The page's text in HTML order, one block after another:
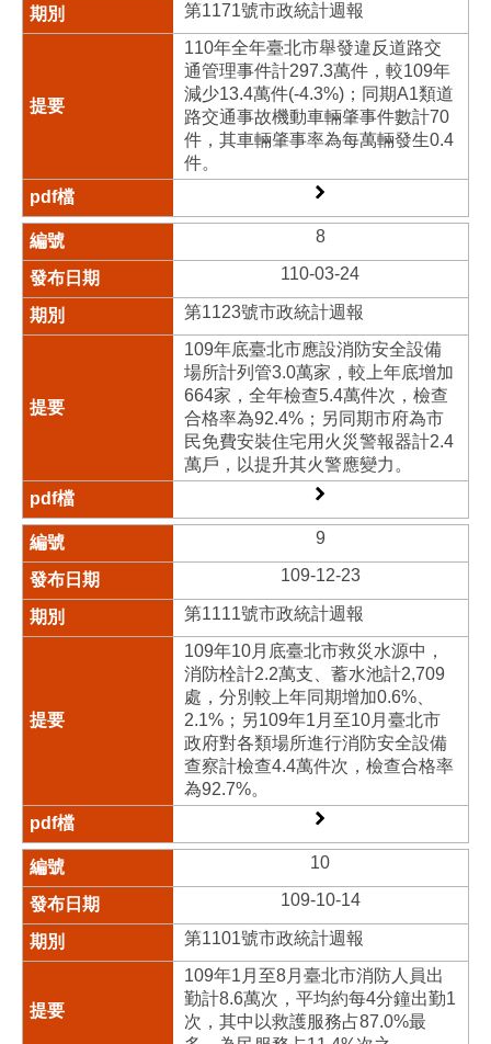
第1171號市政統計週報
110年全年臺北市舉發違反道路交
通管理事件計297.3萬件，較109年
減少13.4萬件(-4.3%)；同期A1類道
路交通事故機動車輛肇事件數計70
件，其車輛肇事率為每萬輛發生0.4
件。
8
110-03-24
第1123號市政統計週報
109年底臺北市應設消防安全設備
場所計列管3.0萬家，較上年底增加
664家，全年檢查5.4萬件次，檢查
合格率為92.4%；另同期市府為市
民免費安裝住宅用火災警報器計2.4
萬戶，以提升其火警應變力。
9
109-12-23
第1111號市政統計週報
109年10月底臺北市救災水源中，
消防栓計2.2萬支、蓄水池計2,709
處，分別較上年同期增加0.6%、
2.1%；另109年1月至10月臺北市
政府對各類場所進行消防安全設備
查察計檢查4.4萬件次，檢查合格率
為92.7%。
10
109-10-14
第1101號市政統計週報
109年1月至8月臺北市消防人員出
勤計8.6萬次，平均約每4分鐘出勤1
次，其中以救護服務占87.0%最